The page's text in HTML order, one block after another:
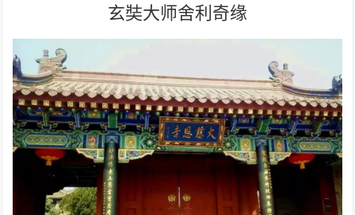
玄奘大师舍利奇缘